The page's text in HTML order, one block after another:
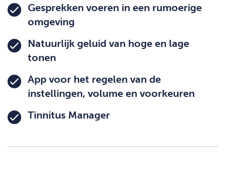
Gesprekken voeren in een rumoerige
omgeving
Natuurlijk geluid van hoge en lage
tonen
App voor het regelen van de
instellingen, volume en voorkeuren
Tinnitus Manager